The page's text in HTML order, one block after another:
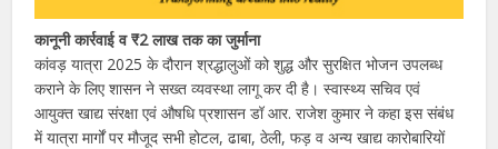
कानूनी कार्रवाई व ₹2 लाख तक का जुर्माना
कांवड़ यात्रा 2025 के दौरान श्रद्धालुओं को शुद्ध और सुरक्षित भोजन उपलब्ध
कराने के लिए शासन ने सख्त व्यवस्था लागू कर दी है। स्वास्थ्य सचिव एवं
आयुक्त खाद्य संरक्षा एवं औषधि प्रशासन डॉ आर. राजेश कुमार ने कहा इस संबंध
में यात्रा मार्गों पर मौजूद सभी होटल, ढाबा, ठेली, फड़ व अन्य खाद्य कारोबारियों